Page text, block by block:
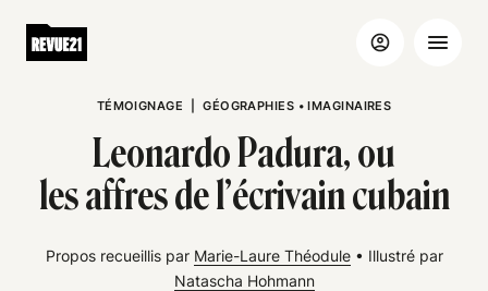
TÉMOIGNAGE |GÉOGRAPHIES •IMAGINAIRES
Leonardo Padura, ou
les affres de l’écrivain cubain
Propos recueillis par Marie-Laure Théodule • Illustré par
Natascha Hohmann